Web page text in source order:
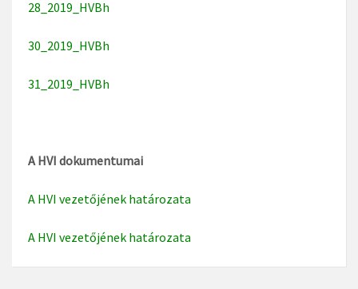
28_2019_HVBh
30_2019_HVBh
31_2019_HVBh
A HVI dokumentumai
A HVI vezetőjének határozata
A HVI vezetőjének határozata